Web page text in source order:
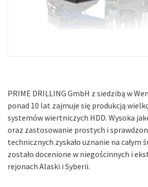
PRIME DRILLING GmbH z siedzibą w
ponad 10 lat zajmuje się produkcją
systemów wiertniczych HDD. Wysoka
oraz zastosowanie prostych i
technicznych zyskało uznanie na całym
zostało docenione w niegościnnych i
rejonach Alaski i Syberii.